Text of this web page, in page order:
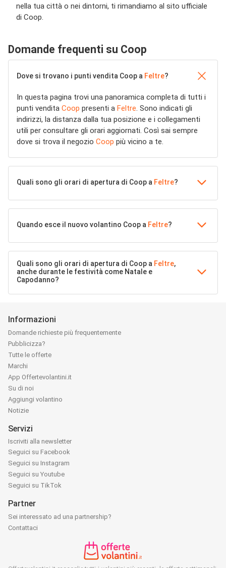
nella tua città o nei dintorni, ti rimandiamo al sito ufficiale
di Coop.
Domande frequenti su Coop
Dove si trovano i punti vendita Coop a Feltre?
In questa pagina trovi una panoramica completa di tutti i
punti vendita Coop presenti a Feltre. Sono indicati gli
indirizzi, la distanza dalla tua posizione e i collegamenti
utili per consultare gli orari aggiornati. Così sai sempre
dove si trova il negozio Coop più vicino a te.
Quali sono gli orari di apertura di Coop a Feltre?
Quando esce il nuovo volantino Coop a Feltre?
Quali sono gli orari di apertura di Coop a Feltre,
anche durante le festività come Natale e
Capodanno?
Informazioni
Domande richieste più frequentemente
Pubblicizza?
Tutte le offerte
Marchi
App Offertevolantini.it
Su di noi
Aggiungi volantino
Notizie
Servizi
Iscriviti alla newsletter
Seguici su Facebook
Seguici su Instagram
Seguici su Youtube
Seguici su TikTok
Partner
Sei interessato ad una partnership?
Contattaci